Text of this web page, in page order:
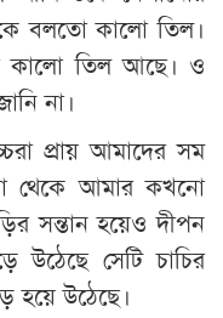
বলতো কালো তিল।
কালো তিল আছে। ও
না।
প্রায় আমাদের সম
থেকে আমার কখনো
সন্তান হয়েও দীপন
উঠেছে সেটি চাচির
হয়ে উঠেছে।